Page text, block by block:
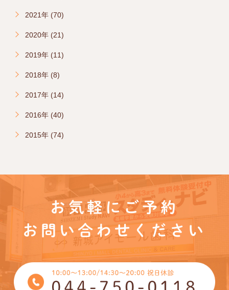
2021年 (70)
2020年 (21)
2019年 (11)
2018年 (8)
2017年 (14)
2016年 (40)
2015年 (74)
お気軽にご予約
お問い合わせください